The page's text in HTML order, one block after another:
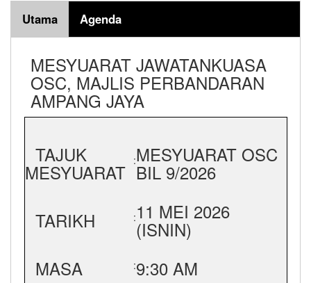
Utama Agenda
MESYUARAT JAWATANKUASA
OSC, MAJLIS PERBANDARAN
AMPANG JAYA
TAJUK
MESYUARAT :MESYUARAT OSC
BIL 9/2026
TARIKH
:11 MEI 2026
(ISNIN)
MASA
:9:30 AM